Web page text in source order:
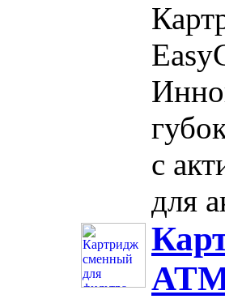
с
для